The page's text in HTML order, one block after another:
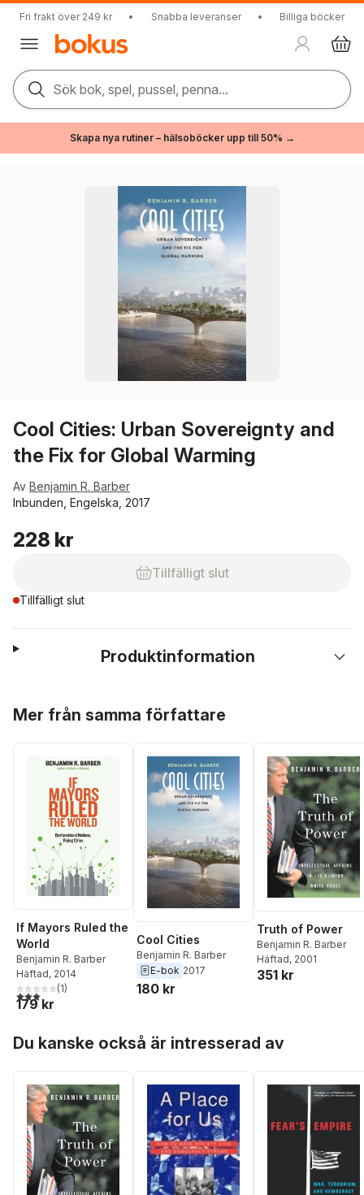
Fri frakt över 249 kr • Snabba leveranser • Billiga böcker
Sök bok, spel, pussel, penna...
Skapa nya rutiner – hälsoböcker upp till 50% →
Cool Cities: Urban Sovereignty and
the Fix for Global Warming
Av Benjamin R. Barber
Inbunden, Engelska, 2017
228 kr
Tillfälligt slut
Tillfälligt slut
Produktinformation
Mer från samma författare
If Mayors Ruled the
World
Benjamin R. Barber
Häftad, 2014
3,0utav 5 stjärnor. Totalt antal röster:
(1)
179 kr
Cool Cities
Benjamin R. Barber
E-bok 2017
180 kr
Truth of Power
Benjamin R. Barber
Häftad, 2001
351 kr
Du kanske också är intresserad av